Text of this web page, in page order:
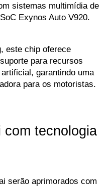
sistemas multimídia de
Exynos Auto V920.
este chip oferece
para recursos
garantindo uma
para os motoristas.
tecnologia
serão aprimorados com